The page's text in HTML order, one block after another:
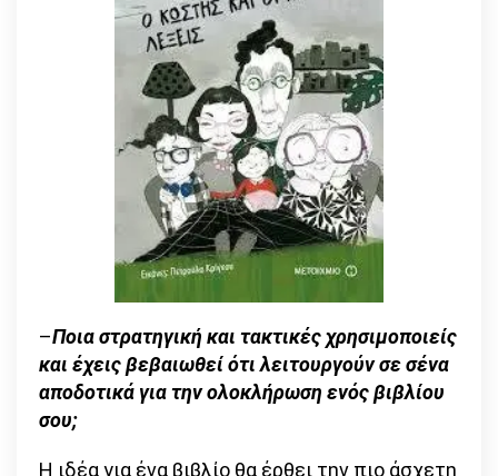
–Ποια στρατηγική και τακτικές χρησιμοποιείς
και έχεις βεβαιωθεί ότι λειτουργούν σε σένα
αποδοτικά για την ολοκλήρωση ενός βιβλίου
σου;
Η ιδέα για ένα βιβλίο θα έρθει την πιο άσχετη